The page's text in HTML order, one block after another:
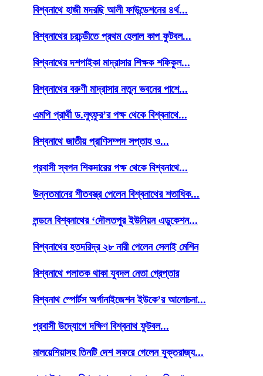
বিশ্বনাথে হাজী মদরছি আলী ফাউন্ডেশনের ৪র্থ...
বিশ্বনাথের চরচন্ডীতে প্রথম হেলাল কাপ ফুটবল...
বিশ্বনাথের দশপাইকা মাদ্রাসার শিক্ষক শফিকুল...
বিশ্বনাথের বরুণী মাদ্রাসার নতুন ভবনের পাশে...
এমপি প্রার্থী ড.লুৎফুর’র পক্ষ থেকে বিশ্বনাথে...
বিশ্বনাথে জাতীয় প্রাণিসম্পদ সপ্তাহ ও...
প্রবাসী স্বপন শিকদারের পক্ষ থেকে বিশ্বনাথে...
উন্নতমানের শীতবস্ত্র পেলেন বিশ্বনাথের শতাধিক...
লন্ডনে বিশ্বনাথের ‘দৌলতপুর ইউনিয়ন এডুকেশন...
বিশ্বনাথের হতদরিদ্র ২৮ নারী পেলেন সেলাই মেশিন
বিশ্বনাথে পলাতক থাকা যুবদল নেতা গ্রেপ্তার
বিশ্বনাথ স্পোর্টস অর্গানাইজেশন ইউকে’র আলোচনা...
প্রবাসী উদ্যোগে দক্ষিণ বিশ্বনাথ ফুটবল...
মালয়েশিয়াসহ তিনটি দেশ সফরে গেলেন যুক্তরাজ্য...